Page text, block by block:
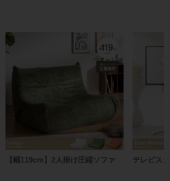
【幅119cm】2人掛け圧縮ソファ テレビス